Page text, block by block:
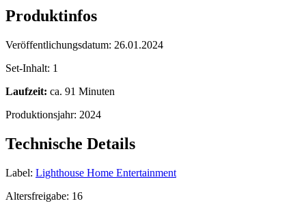
Produktinfos
Veröffentlichungsdatum: 26.01.2024
Set-Inhalt: 1
Laufzeit: ca. 91 Minuten
Produktionsjahr: 2024
Technische Details
Label: Lighthouse Home Entertainment
Altersfreigabe: 16